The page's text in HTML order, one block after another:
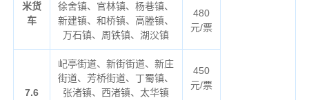
米货
车
徐舍镇、官林镇、杨巷镇、
新建镇、和桥镇、高塍镇、
万石镇、周铁镇、湖㳇镇
480
元/票
7.6
屺亭街道、新街街道、新庄
街道、芳桥街道、丁蜀镇、
张渚镇、西渚镇、太华镇
450
元/票